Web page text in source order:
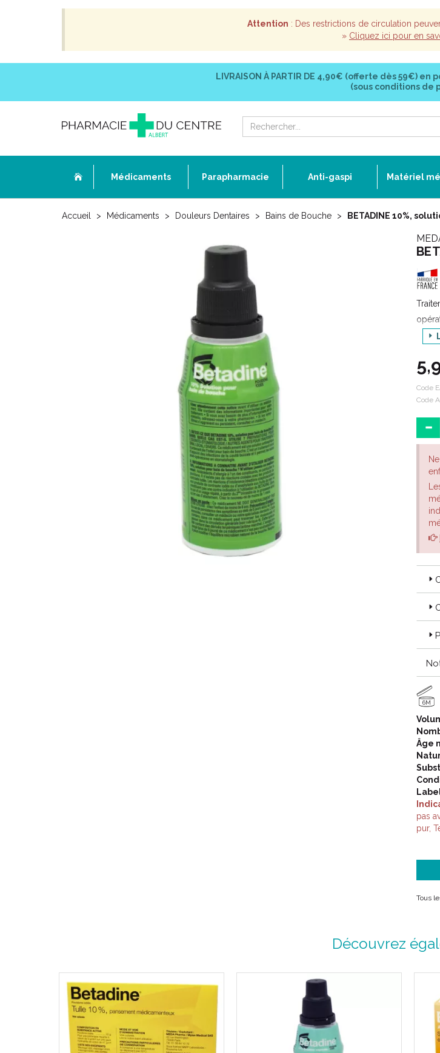
Attention : Des restrictions de circulation
» Cliquez ici pour en
LIVRAISON À PARTIR DE 4,90€ (offerte dès 59€) en
(sous conditions de
Médicaments Parapharmacie Anti-gaspi Matériel
Accueil Médicaments Douleurs Dentaires Bains de Bouche BETADINE 10%,
Code
Code
6M
Âge
pas
pur,
Tous
Découvrez